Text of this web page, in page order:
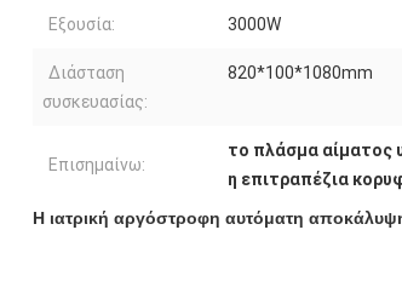
Εξουσία: 3000W
Διάσταση
συσκευασίας:
820*100*1080mm
Επισημαίνω:
το πλάσμα αίματος
η επιτραπέζια
Η ιατρική αργόστροφη αυτόματη